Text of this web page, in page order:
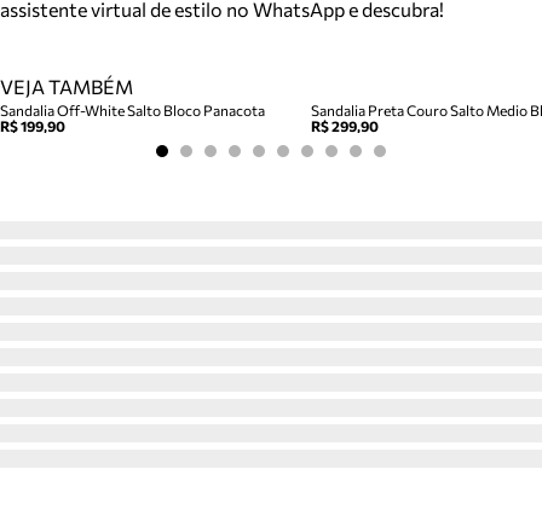
assistente virtual de estilo no WhatsApp e descubra!
VEJA TAMBÉM
Sandalia Off-White Salto Bloco Panacota
R$ 199,90
Sandalia Preta Couro Salto Medio
R$ 299,90